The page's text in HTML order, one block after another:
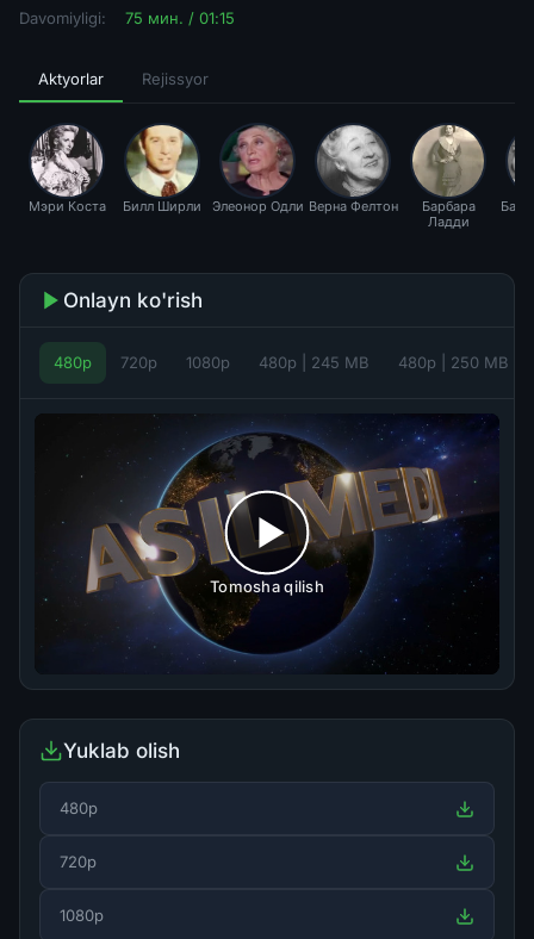
Davomiyligi: 75 мин. / 01:15
Aktyorlar Rejissyor
Мэри Коста Билл Ширли Элеонор Одли Верна Фелтон
Барбара
Ладди
Onlayn ko'rish
480p 720p 1080p 480p | 245 MB 480p | 250 MB
Tomosha qilish
Yuklab olish
480p
720p
1080p